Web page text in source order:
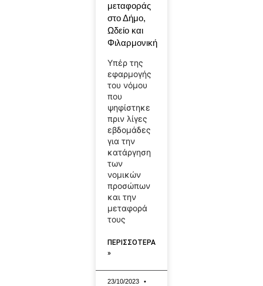
μεταφοράς
στο Δήμο,
Ωδείο και
Φιλαρμονική
Υπέρ της
εφαρμογής
του νόμου
που
ψηφίστηκε
πριν λίγες
εβδομάδες
για την
κατάργηση
των
νομικών
προσώπων
και την
μεταφορά
τους
ΠΕΡΙΣΣΟΤΕΡΑ
»
23/10/2023